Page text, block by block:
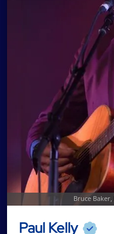
Bruce Baker,
Paul Kelly